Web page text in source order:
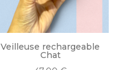
Veilleuse rechargeable
Chat